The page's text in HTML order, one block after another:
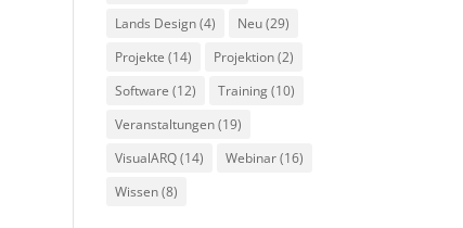
Lands Design(4) Neu(29)
Projekte (14) Projektion(2)
Software (12) Training(10)
Veranstaltungen(19)
VisualARQ(14) Webinar(16)
Wissen(8)